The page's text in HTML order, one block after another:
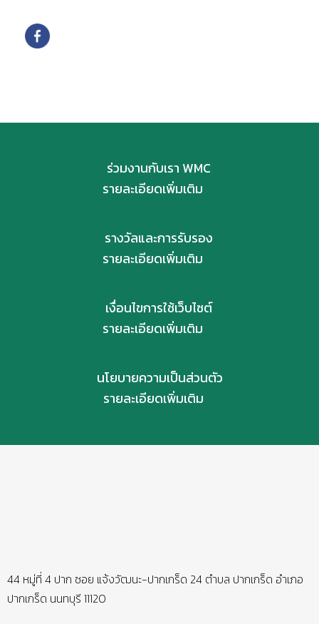
ร่วมงานกับเรา WMC
รายละเอียดเพิ่มเติม
รางวัลและการรับรอง
รายละเอียดเพิ่มเติม
เงื่อนไขการใช้เว็บไซต์
รายละเอียดเพิ่มเติม
นโยบายความเป็นส่วนตัว
รายละเอียดเพิ่มเติม
44 หมู่ที่ 4 ปาก ซอย แจ้งวัฒนะ-ปากเกร็ด 24 ตำบล ปากเกร็ด อำเภอ
ปากเกร็ด นนทบุรี 11120